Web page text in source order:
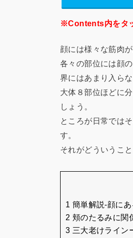
※Contents内をタ
顔には様々な筋肉が
各々の部位には顔
界にはあまり入ら
大体８部位ほどに
しょう。
ところが日常では
す。
それがどういうこ
1 簡単解説-顔に
2 頬のたるみに関
3 三大老けライン